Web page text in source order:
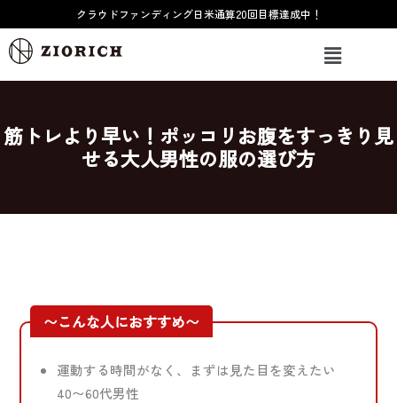
容
を
ス
ッ
プ
クラウドファンディング日米通算20回目標達成中！
メ
ニ
ュ
筋トレより早い！ポッコリお腹をすっきり見
せる大人男性の服の選び方
〜こんな人におすすめ〜
運動する時間がなく、まずは見た目を変えたい
40〜60代男性